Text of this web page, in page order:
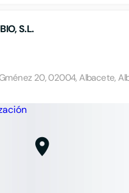
S.L.
20, 02004, Albacete,